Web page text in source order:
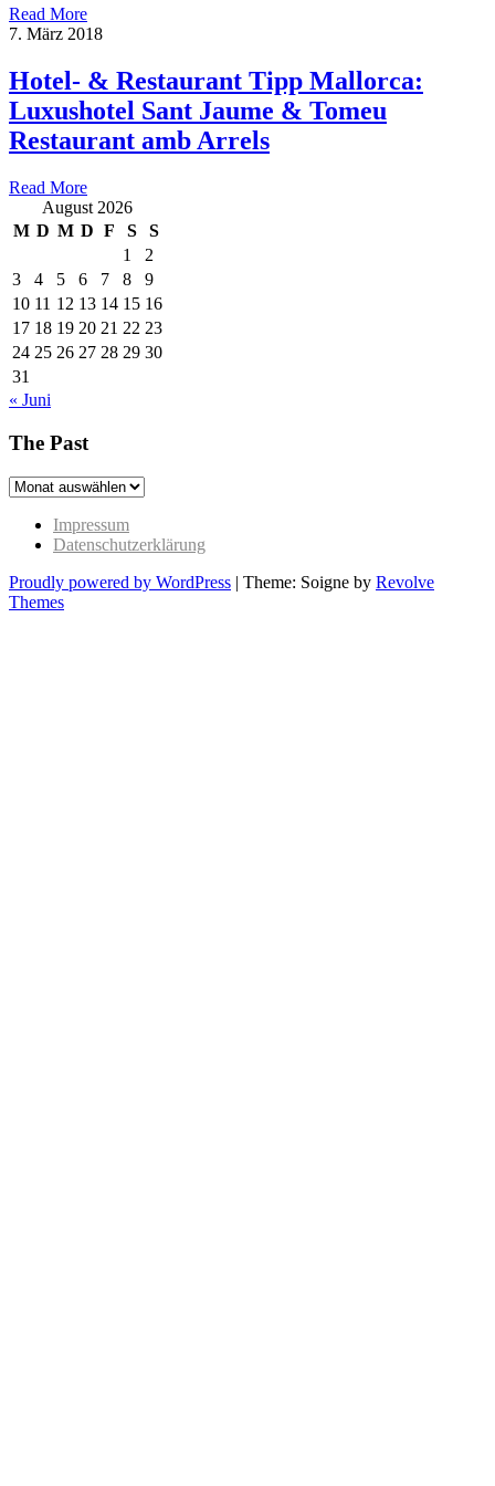
Read More
7. März 2018
Hotel- & Restaurant Tipp Mallorca:
Luxushotel Sant Jaume & Tomeu
Restaurant amb Arrels
Read More
August 2026
M D M D F S
S
1
2
3
4 5 6 7 8
9
10 11 12 13 14 15 16
17 18 19 20 21 22 23
24 25 26 27 28 29 30
31
« Juni
The Past
The
Impressum
Datenschutzerklärung
Proudly powered by WordPress | Theme: Soigne by Revolve
Themes